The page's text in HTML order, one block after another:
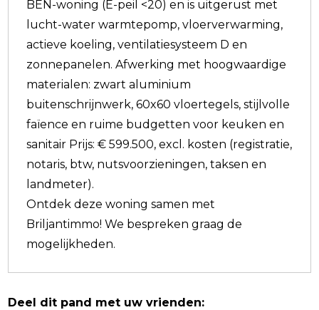
BEN-woning (E-peil <20) en is uitgerust met
lucht-water warmtepomp, vloerverwarming,
actieve koeling, ventilatiesysteem D en
zonnepanelen. Afwerking met hoogwaardige
materialen: zwart aluminium
buitenschrijnwerk, 60x60 vloertegels, stijlvolle
faïence en ruime budgetten voor keuken en
sanitair Prijs: € 599.500, excl. kosten (registratie,
notaris, btw, nutsvoorzieningen, taksen en
landmeter).
Ontdek deze woning samen met
Briljantimmo! We bespreken graag de
mogelijkheden.
Deel dit pand met uw vrienden: